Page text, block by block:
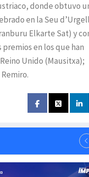
donde obtuvo
en la Seu d’Urgell
Elkarte Sat) y
en los que han
Unido (Mausitxa);